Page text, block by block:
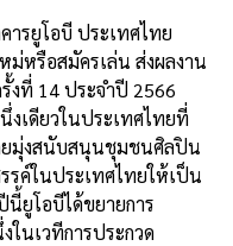
k
รยูโอบี ประเทศไทย
หรือสมัครเล่น ส่งผลงาน
งที่ 14 ประจำปี 2566
งเดียวในประเทศไทยที่
ยมุ่งสนับสนุนชุมชนศิลปิน
รค์ในประเทศไทยให้เป็น
ยูโอบีได้ขยายการ
ในเวทีการประกวด